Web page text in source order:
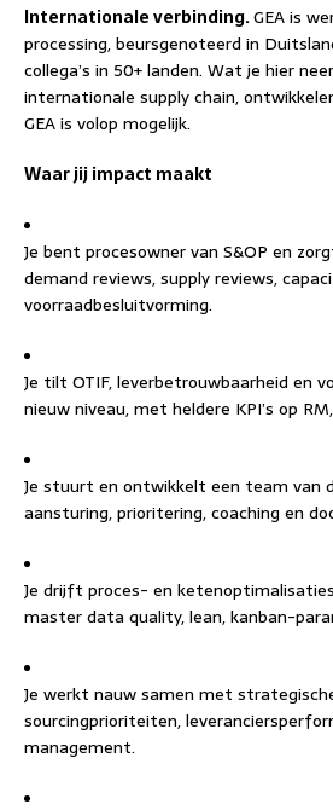
Internationale verbinding.GEA is
processing, beursgenoteerd in
collega’s in 50+ landen. Wat je hier
internationale supply chain,
GEA is volop mogelijk.
Waar jij impact maakt
Je bent procesowner van S&OP en
demand reviews, supply reviews,
voorraadbesluitvorming.
Je tilt OTIF, leverbetrouwbaarheid en
nieuw niveau, met heldere KPI’s op
Je stuurt en ontwikkelt een team van
aansturing, prioritering, coaching en
Je drijft proces- en
master data quality, lean, kanban-
Je werkt nauw samen met
sourcingprioriteiten,
management.